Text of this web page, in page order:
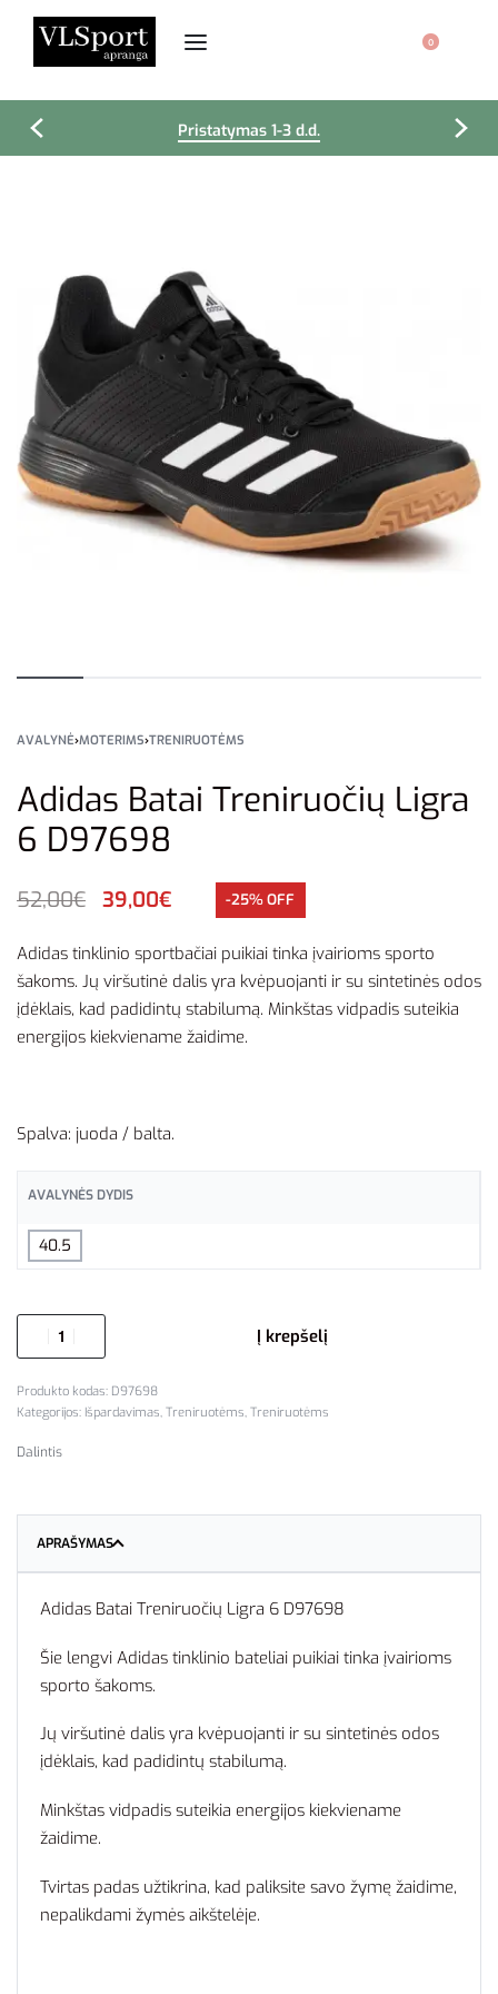
0
Pristatymas 1-3 d.d.
AVALYNĖ›MOTERIMS›TRENIRUOTĖMS
Adidas Batai Treniruočių Ligra
6 D97698
52,00€ 39,00€ -25% OFF
Adidas tinklinio sportbačiai puikiai tinka įvairioms sporto
šakoms. Jų viršutinė dalis yra kvėpuojanti ir su sintetinės odos
įdėklais, kad padidintų stabilumą. Minkštas vidpadis suteikia
energijos kiekviename žaidime.
Spalva: juoda / balta.
AVALYNĖS DYDIS
40.5
Į krepšelį
D97698
Kategorijos: Išpardavimas, Treniruotėms, Treniruotėms
Dalintis
APRAŠYMAS
Adidas Batai Treniruočių Ligra 6 D97698
Šie lengvi Adidas tinklinio bateliai puikiai tinka įvairioms
sporto šakoms.
Jų viršutinė dalis yra kvėpuojanti ir su sintetinės odos
įdėklais, kad padidintų stabilumą.
Minkštas vidpadis suteikia energijos kiekviename
žaidime.
Tvirtas padas užtikrina, kad paliksite savo žymę žaidime,
nepalikdami žymės aikštelėje.